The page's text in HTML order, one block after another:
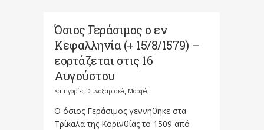
Όσιος Γεράσιμος ο εν
Κεφαλληνία (+ 15/8/1579) –
εορτάζεται στις 16
Αυγούστου
Κατηγορίες: Συναξαριακές Μορφές
Ο όσιος Γεράσιμος γεννήθηκε στα
Τρίκαλα της Κορινθίας το 1509 από